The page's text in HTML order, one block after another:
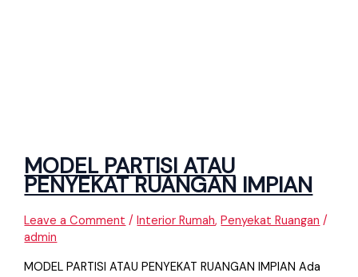
MODEL PARTISI ATAU
PENYEKAT RUANGAN IMPIAN
Leave a Comment /Interior Rumah,Penyekat Ruangan /
admin
MODEL PARTISI ATAU PENYEKAT RUANGAN IMPIAN Ada